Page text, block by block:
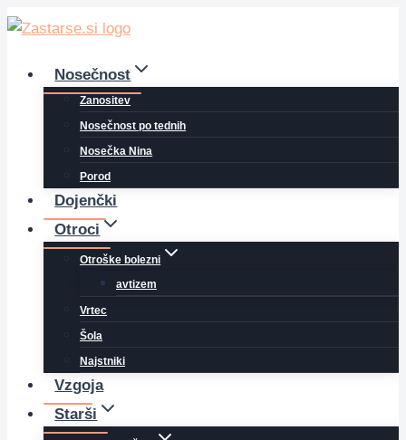
Skip
contentNosečnost
Zanositev
Nosečnost po tednih
Nosečka Nina
Porod
Dojenčki
Otroci
Otroške bolezni
avtizem
Vrtec
Šola
Najstniki
Vzgoja
Starši